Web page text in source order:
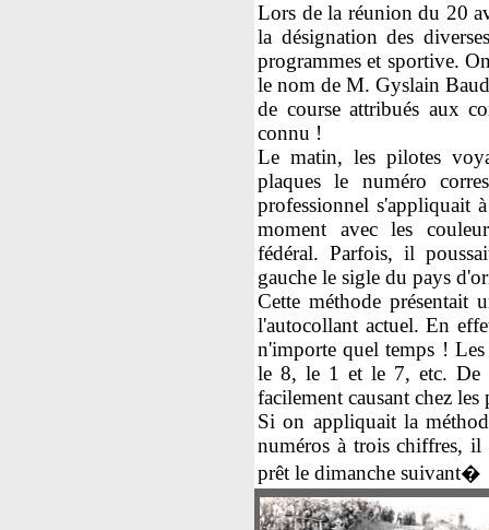
Lors de la réunion du 20
la désignation des
programmes et sportive.
le nom de M. Gyslain
de course attribués aux
connu !
Le matin, les pilotes
plaques le numéro
professionnel s'appliquait
moment avec les
fédéral. Parfois, il
gauche le sigle du pays
Cette méthode présentait
l'autocollant actuel. En
n'importe quel temps !
le 8, le 1 et le 7, etc. De
facilement causant chez
Si on appliquait la
numéros à trois chiffres,
prêt le dimanche suivant�